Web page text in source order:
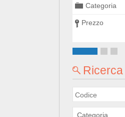
Categoria
Prezzo